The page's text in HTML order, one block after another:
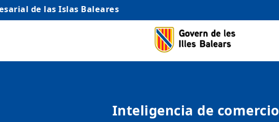
de las Islas Baleares
Inteligencia de comercio